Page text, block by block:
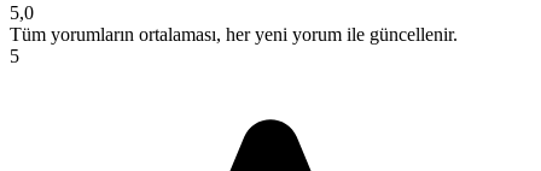
5,0
Tüm yorumların ortalaması, her yeni yorum ile güncellenir.
5